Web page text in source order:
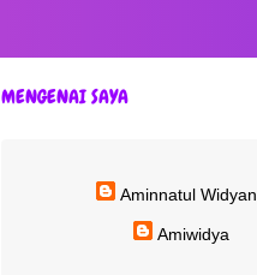
MENGENAI SAYA
Aminnatul
Amiwidya